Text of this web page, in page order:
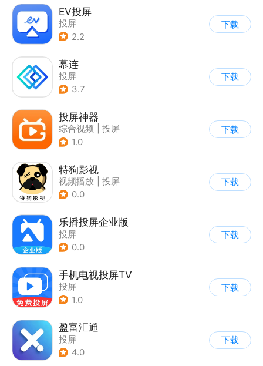
EV投屏
投屏
2.2
下载
幕连
投屏
3.7
下载
投屏神器
综合视频
投屏
1.0
下载
特狗影视
视频播放
投屏
0.0
下载
乐播投屏企业版
投屏
0.0
下载
手机电视投屏TV
投屏
1.0
下载
盈富汇通
投屏
4.0
下载